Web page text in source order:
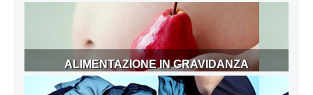
ALIMENTAZIONE IN GRAVIDANZA